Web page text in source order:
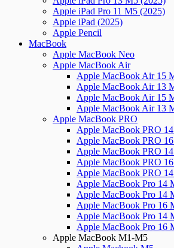
Apple iPad Pro 11 M5 (2025)
Apple iPad (2025)
Apple Pencil
MacBook
Apple MacBook Neo
Apple MacBook Air
Apple MacBook Air 15
Apple MacBook Air 13
Apple MacBook Air 15
Apple MacBook Air 13
Apple MacBook PRO
Apple MacBook PRO
Apple MacBook PRO
Apple MacBook PRO
Apple MacBook PRO
Apple MacBook PRO
Apple MacBook Pro 14
Apple MacBook Pro 14
Apple MacBook Pro 16
Apple MacBook Pro 14
Apple MacBook Pro 16
Apple MacBook M1-M5